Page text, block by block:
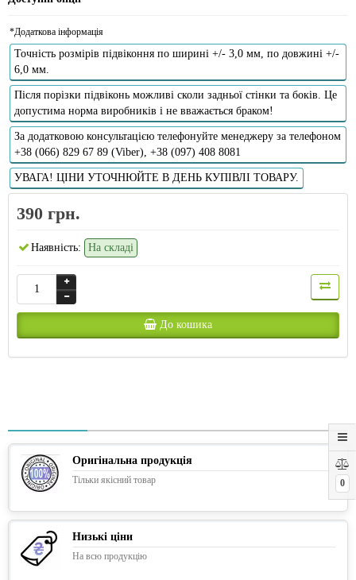
0
*Додаткова інформація
Точність розмірів підвіконня по ширині +/- 3,0 мм, по довжині +/-
6,0 мм.
Після порізки підвіконь можливі сколи задньої стінки та боків. Це
допустима норма виробників і не вважається браком!
За додатковою консультацією телефонуйте менеджеру за телефоном
+38 (066) 829 67 89 (Viber), +38 (097) 408 8081
УВАГА! ЦІНИ УТОЧНЮЙТЕ В ДЕНЬ КУПІВЛІ ТОВАРУ.
390 грн.
Наявність: На складі
До кошика
Оригінальна продукція
Тільки якісний товар
Низькі ціни
На всю продукцію